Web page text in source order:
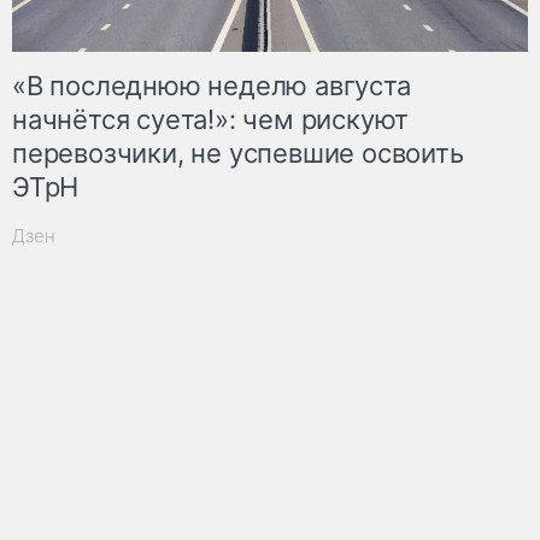
«В последнюю неделю августа
начнётся суета!»: чем рискуют
перевозчики, не успевшие освоить
ЭТрН
Дзен